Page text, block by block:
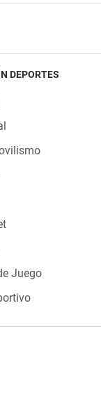
DEPORTES
Juego